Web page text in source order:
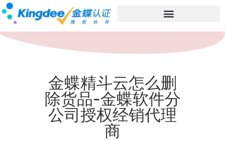
金蝶精斗云怎么删
除货品-金蝶软件分
公司授权经销代理
商